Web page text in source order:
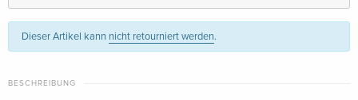
Standard Edition
Englisch · US Version
CHF 19.50
Standard Edition
Dieser Artikel kann nicht retourniert werden.
BESCHREIBUNG